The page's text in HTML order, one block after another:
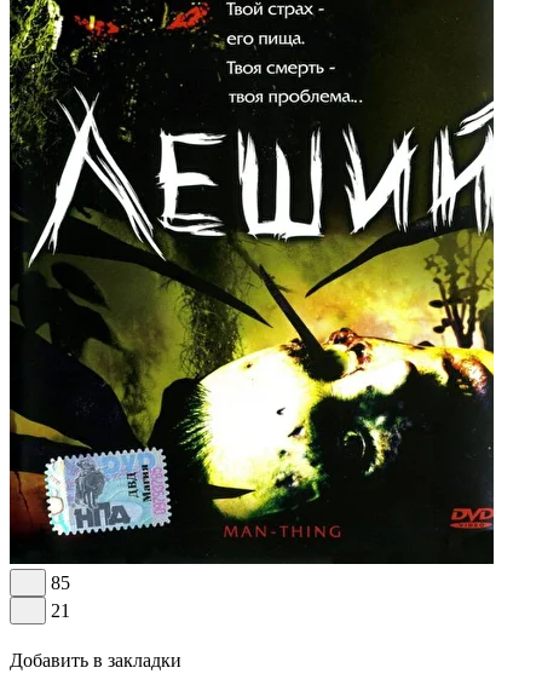
85
21
Добавить в закладки